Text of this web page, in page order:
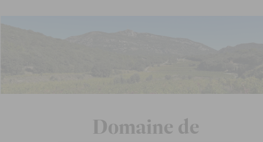
Domaine de